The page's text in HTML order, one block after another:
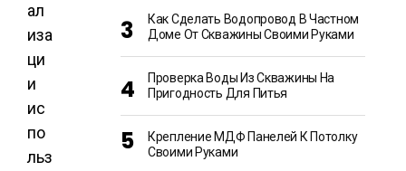
ал
иза
ци
и
ис
по
льз
Как Сделать Водопровод В Частном
Доме От Скважины Своими Руками
Проверка Воды Из Скважины На
Пригодность Для Питья
Крепление МДФ Панелей К Потолку
Своими Руками